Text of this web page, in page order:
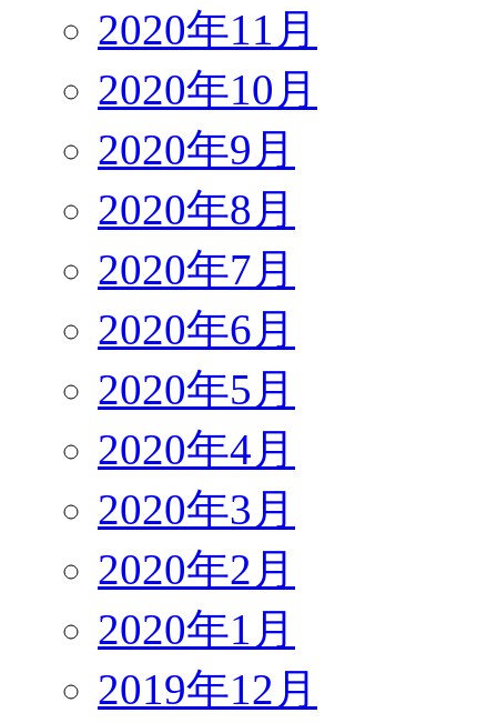
2020年11月
2020年10月
2020年9月
2020年8月
2020年7月
2020年6月
2020年5月
2020年4月
2020年3月
2020年2月
2020年1月
2019年12月